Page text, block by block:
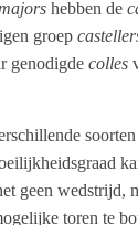
hebben de
groep
genodigde colles
geen wedstrijd,
toren te